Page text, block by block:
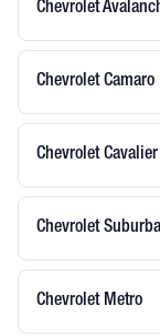
Chevrolet
Chevrolet Camaro
Chevrolet Cavalier
Chevrolet
Chevrolet Metro